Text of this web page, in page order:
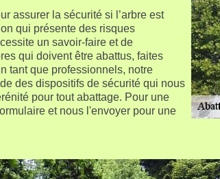
assurer la sécurité si l’arbre est
qui présente des risques
un savoir-faire et de
qui doivent être abattus, faites
tant que professionnels, notre
des dispositifs de sécurité qui nous
pour tout abattage. Pour une
et nous l'envoyer pour une